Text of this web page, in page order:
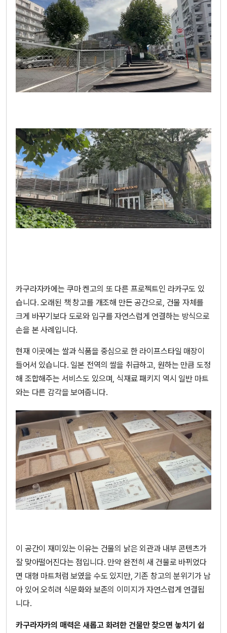
카구라자카에는 쿠마 켄고의 또 다른 프로젝트인 라카구도 있
습니다. 오래된 책 창고를 개조해 만든 공간으로, 건물 자체를
크게 바꾸기보다 도로와 입구를 자연스럽게 연결하는 방식으로
손을 본 사례입니다.
현재 이곳에는 쌀과 식품을 중심으로 한 라이프스타일 매장이
들어서 있습니다. 일본 전역의 쌀을 취급하고, 원하는 만큼 도정
해 조합해주는 서비스도 있으며, 식재료 패키지 역시 일반 마트
와는 다른 감각을 보여줍니다.
이 공간이 재미있는 이유는 건물의 낡은 외관과 내부 콘텐츠가
잘 맞아떨어진다는 점입니다. 만약 완전히 새 건물로 바뀌었다
면 대형 마트처럼 보였을 수도 있지만, 기존 창고의 분위기가 남
아 있어 오히려 식문화와 보존의 이미지가 자연스럽게 연결됩
니다.
카구라자카의 매력은 새롭고 화려한 건물만 찾으면 놓치기 쉽